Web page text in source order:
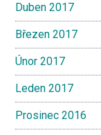
Duben 2017
Březen 2017
Únor 2017
Leden 2017
Prosinec 2016